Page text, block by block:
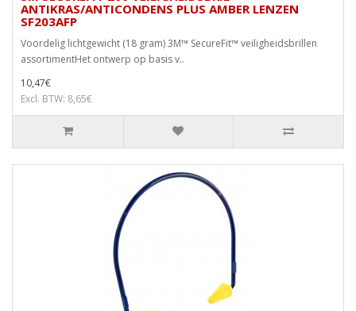
ANTIKRAS/ANTICONDENS PLUS AMBER LENZEN
SF203AFP
Voordelig lichtgewicht (18 gram) 3M™ SecureFit™ veiligheidsbrillen
assortimentHet ontwerp op basis v..
10,47€
Excl. BTW: 8,65€